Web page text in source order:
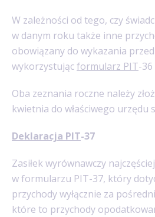
W zależności od tego, czy
w danym roku także inne
obowiązany do wykazania
wykorzystującformularz PIT-
Oba zeznania roczne należy
kwietnia do właściwego urzędu
Deklaracja PIT-37
Zasiłek wyrównawczy
w formularzu PIT-37, który
przychody wyłącznie za
które to przychody